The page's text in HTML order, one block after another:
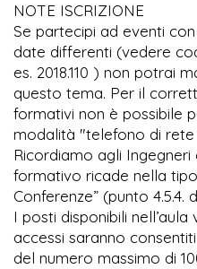
NOTE ISCRIZIONE
Se partecipi ad eventi
date differenti (vedere
es. 2018.110 ) non potrai
questo tema. Per il
formativi non è possibile
modalità "telefono di rete
Ricordiamo agli
formativo ricade nella
Conferenze” (punto 4.5.4.
I posti disponibili
accessi saranno
del numero massimo di